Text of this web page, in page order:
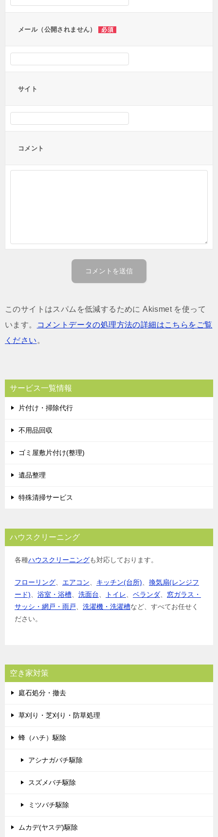
メール（公開されません） 必須
サイト
コメント
このサイトはスパムを低減するために Akismet を使って
います。
コメントデータの処理方法の詳細はこちらをご覧
ください。
サービス一覧情報
片付け・掃除代行
不用品回収
ゴミ屋敷片付け(整理)
遺品整理
特殊清掃サービス
ハウスクリーニング
各種ハウスクリーニングも対応しております。
フローリング、 エアコン、 キッチン(台所)、 換気扇(レンジフ
ード)、 浴室・浴槽、 洗面台、 トイレ、 ベランダ、 窓ガラス・
サッシ・網戸・雨戸、 洗濯機・洗濯槽など、すべてお任せく
ださい。
空き家対策
庭石処分・撤去
草刈り・芝刈り・防草処理
蜂（ハチ）駆除
アシナガバチ駆除
スズメバチ駆除
ミツバチ駆除
ムカデ(ヤスデ)駆除